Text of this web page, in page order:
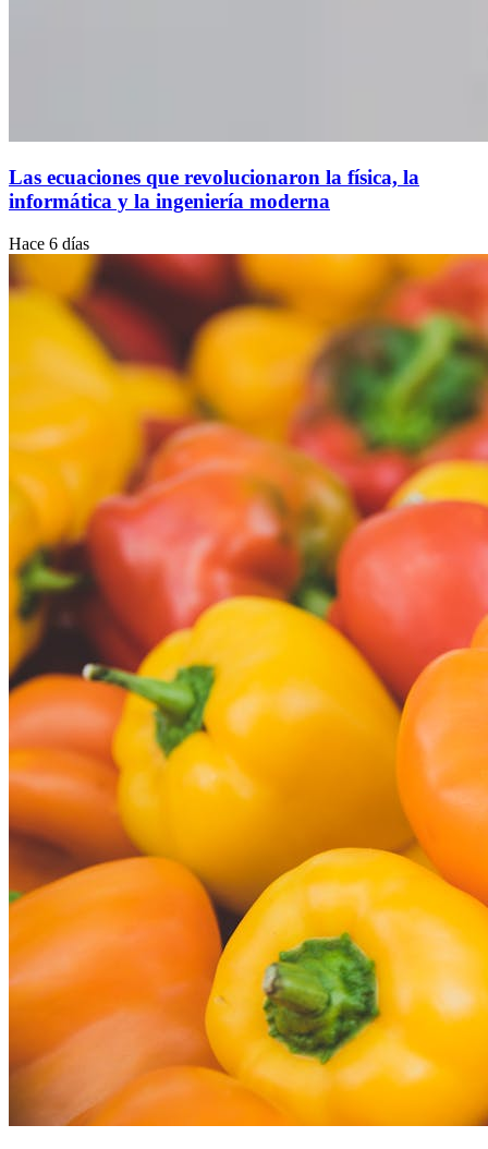
Las ecuaciones que revolucionaron la física, la
informática y la ingeniería moderna
Hace 6 días